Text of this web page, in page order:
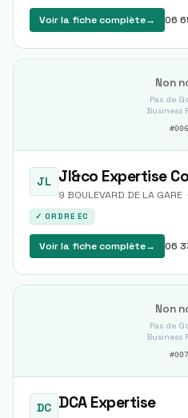
Voir la fiche complète→ 06
Non
Pas de
Business
#006
JL Jl&co Expertise
9 BOULEVARD DE LA GARE ·
✓ ORDRE EC
Voir la fiche complète→ 06
Non
Pas de
Business
#007
DC DCA Expertise